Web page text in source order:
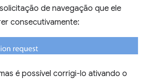
de navegação que ele
consecutivamente:
é possível corrigi-lo ativando o